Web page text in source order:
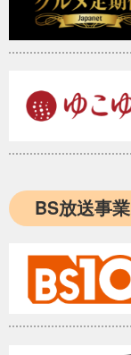
BS放送事業